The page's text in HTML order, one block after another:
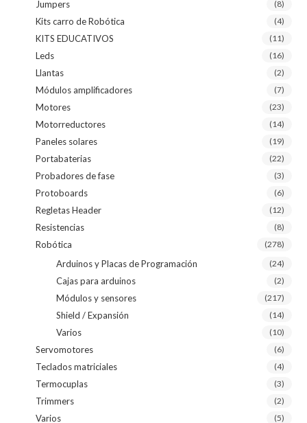
Jumpers (8)
Kits carro de Robótica (4)
KITS EDUCATIVOS (11)
Leds (16)
Llantas (2)
Módulos amplificadores (7)
Motores (23)
Motorreductores (14)
Paneles solares (19)
Portabaterias (22)
Probadores de fase (3)
Protoboards (6)
Regletas Header (12)
Resistencias (8)
Robótica (278)
Arduinos y Placas de Programación (24)
Cajas para arduinos (2)
Módulos y sensores (217)
Shield / Expansión (14)
Varios (10)
Servomotores (6)
Teclados matriciales (4)
Termocuplas (3)
Trimmers (2)
Varios (5)